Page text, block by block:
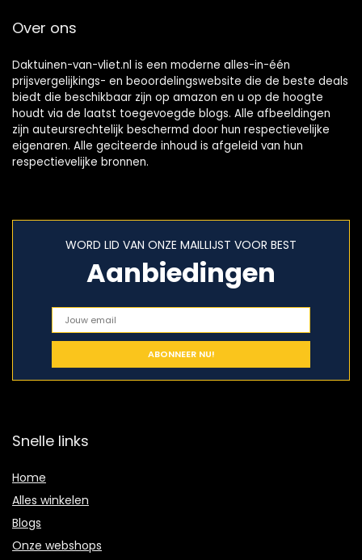
Over ons
Daktuinen-van-vliet.nl is een moderne alles-in-één
prijsvergelijkings- en beoordelingswebsite die de beste deals
biedt die beschikbaar zijn op amazon en u op de hoogte
houdt via de laatst toegevoegde blogs. Alle afbeeldingen
zijn auteursrechtelijk beschermd door hun respectievelijke
eigenaren. Alle geciteerde inhoud is afgeleid van hun
respectievelijke bronnen.
WORD LID VAN ONZE MAILLIJST VOOR BEST
Aanbiedingen
Snelle links
Home
Alles winkelen
Blogs
Onze webshops